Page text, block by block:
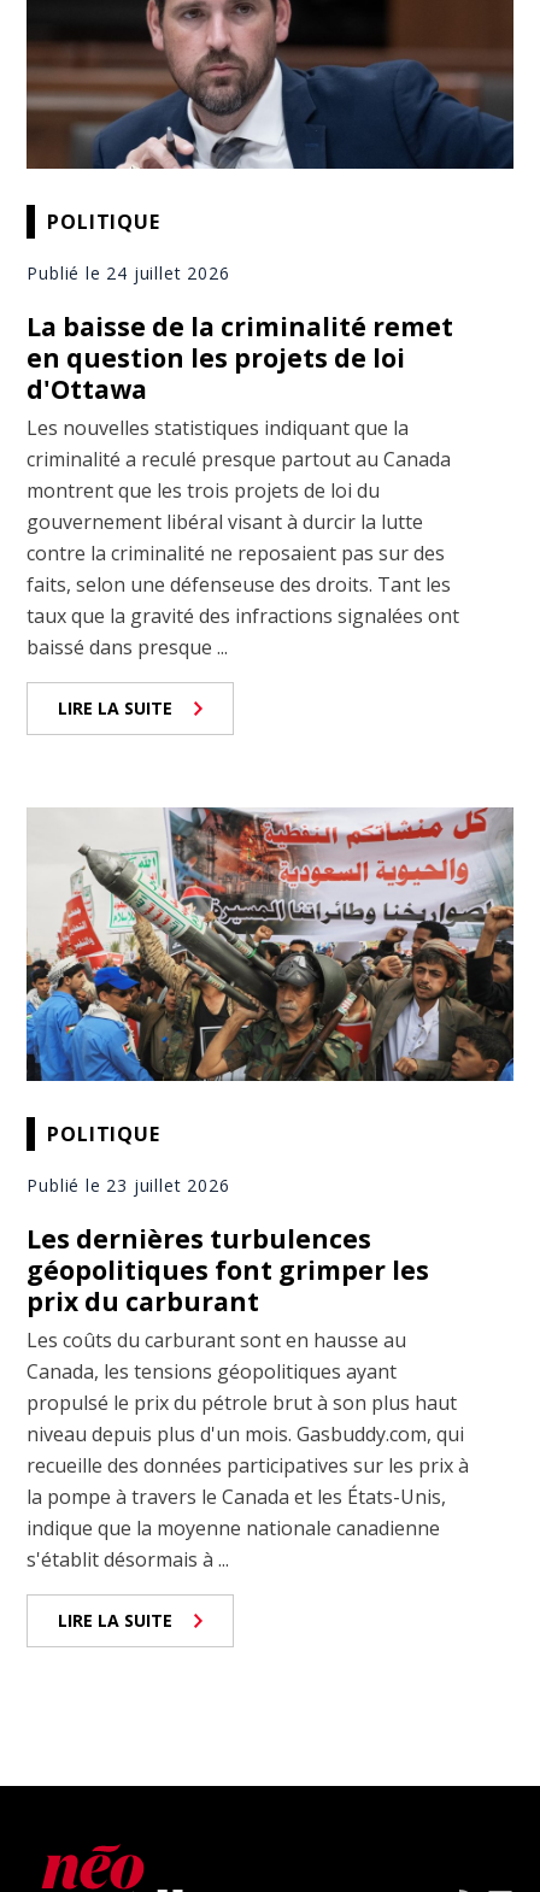
POLITIQUE
Publié le 24 juillet 2026
La baisse de la criminalité remet
en question les projets de loi
d'Ottawa
Les nouvelles statistiques indiquant que la
criminalité a reculé presque partout au Canada
montrent que les trois projets de loi du
gouvernement libéral visant à durcir la lutte
contre la criminalité ne reposaient pas sur des
faits, selon une défenseuse des droits. Tant les
taux que la gravité des infractions signalées ont
baissé dans presque ...
LIRE LA SUITE
POLITIQUE
Publié le 23 juillet 2026
Les dernières turbulences
géopolitiques font grimper les
prix du carburant
Les coûts du carburant sont en hausse au
Canada, les tensions géopolitiques ayant
propulsé le prix du pétrole brut à son plus haut
niveau depuis plus d'un mois. Gasbuddy.com, qui
recueille des données participatives sur les prix à
la pompe à travers le Canada et les États-Unis,
indique que la moyenne nationale canadienne
s'établit désormais à ...
LIRE LA SUITE